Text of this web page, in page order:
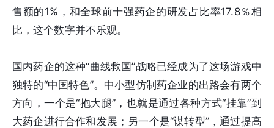
售额的1%，和全球前十强药企的研发占比率17.8％相
比，这个数字并不乐观。
国内药企的这种“曲线救国”战略已经成为了这场游戏中
独特的“中国特色”。中小型仿制药企业的出路会有两个
方向，一个是“抱大腿”，也就是通过各种方式“挂靠”到
大药企进行合作和发展；另一个是“谋转型”，通过提高